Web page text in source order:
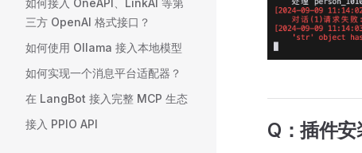
如何接入 OneAPI、LinkAI 等第
三方 OpenAI 格式接口？
如何使用 Ollama 接入本地模型
如何实现一个消息平台适配器？
在 LangBot 接入完整 MCP 生态
接入 PPIO API
Q：插件安